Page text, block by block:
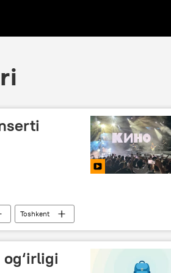
Toshkent